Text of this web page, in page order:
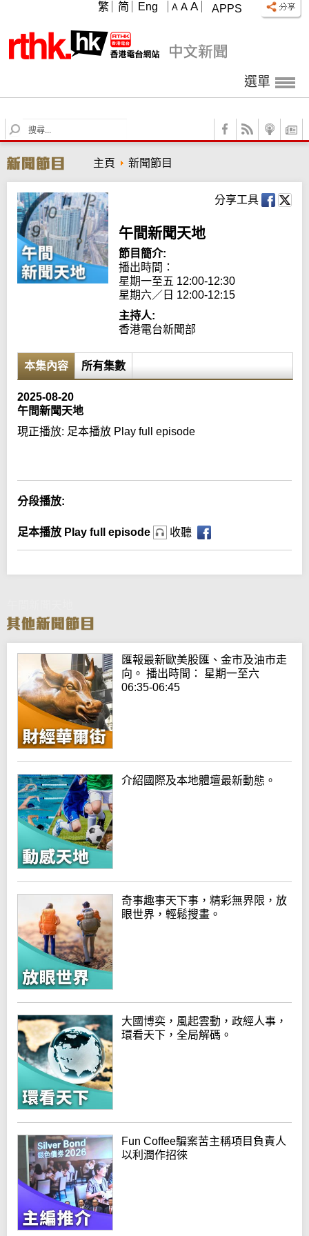
APPS
A A A
繁 简 Eng
選單
S
e
r
c
h
主頁 新聞節目
分享工具
午間新聞天地
節目簡介:
播出時間：
星期一至五 12:00-12:30
星期六／日 12:00-12:15
主持人:
香港電台新聞部
本集內容 所有集數
2025-08-20
午間新聞天地
現正播放: 足本播放 Play full episode
分段播放:
足本播放 Play full episode 收聽
匯報最新歐美股匯、金市及油市走
向。 播出時間： 星期一至六
06:35-06:45
介紹國際及本地體壇最新動態。
奇事趣事天下事，精彩無界限，放
眼世界，輕鬆搜畫。
大國博奕，風起雲動，政經人事，
環看天下，全局解碼。
Fun Coffee騙案苦主稱項目負責人
以利潤作招徠